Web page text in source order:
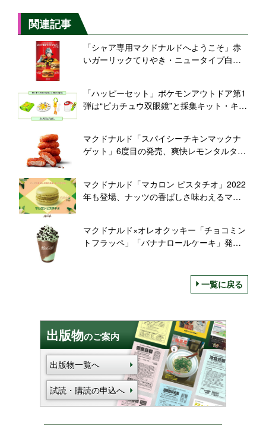
関連記事
「シャア専用マクドナルドへようこそ」赤
いガーリックてりやき・ニュータイプ白い
オングのパッケージや「ガンダムキャラ診
断」も
「ハッピーセット」ポケモンアウトドア第1
弾は“ピカチュウ双眼鏡”と採集キット・キャ
マクドナルド「スパイシーチキンマックナ
ゲット」6度目の発売、爽快レモンタルタル
マクドナルド「マカロン ピスタチオ」2022
年も登場、ナッツの香ばしさ味わえるマッ
マクドナルド×オレオクッキー「チョコミン
トフラッペ」「バナナロールケーキ」発
一覧に戻る
出版物のご案内
出版物一覧へ
試読・購読の申込へ